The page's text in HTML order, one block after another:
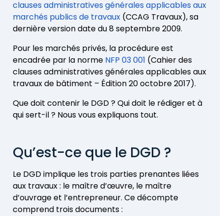
clauses administratives générales applicables aux
marchés publics de travaux (CCAG Travaux), sa
dernière version date du 8 septembre 2009.
Pour les marchés privés, la procédure est
encadrée par la norme NFP 03 001 (Cahier des
clauses administratives générales applicables aux
travaux de bâtiment – Édition 20 octobre 2017).
Que doit contenir le DGD ? Qui doit le rédiger et à
qui sert-il ? Nous vous expliquons tout.
Qu’est-ce que le DGD ?
Le DGD implique les trois parties prenantes liées
aux travaux : le maître d’œuvre, le maître
d’ouvrage et l’entrepreneur. Ce décompte
comprend trois documents :